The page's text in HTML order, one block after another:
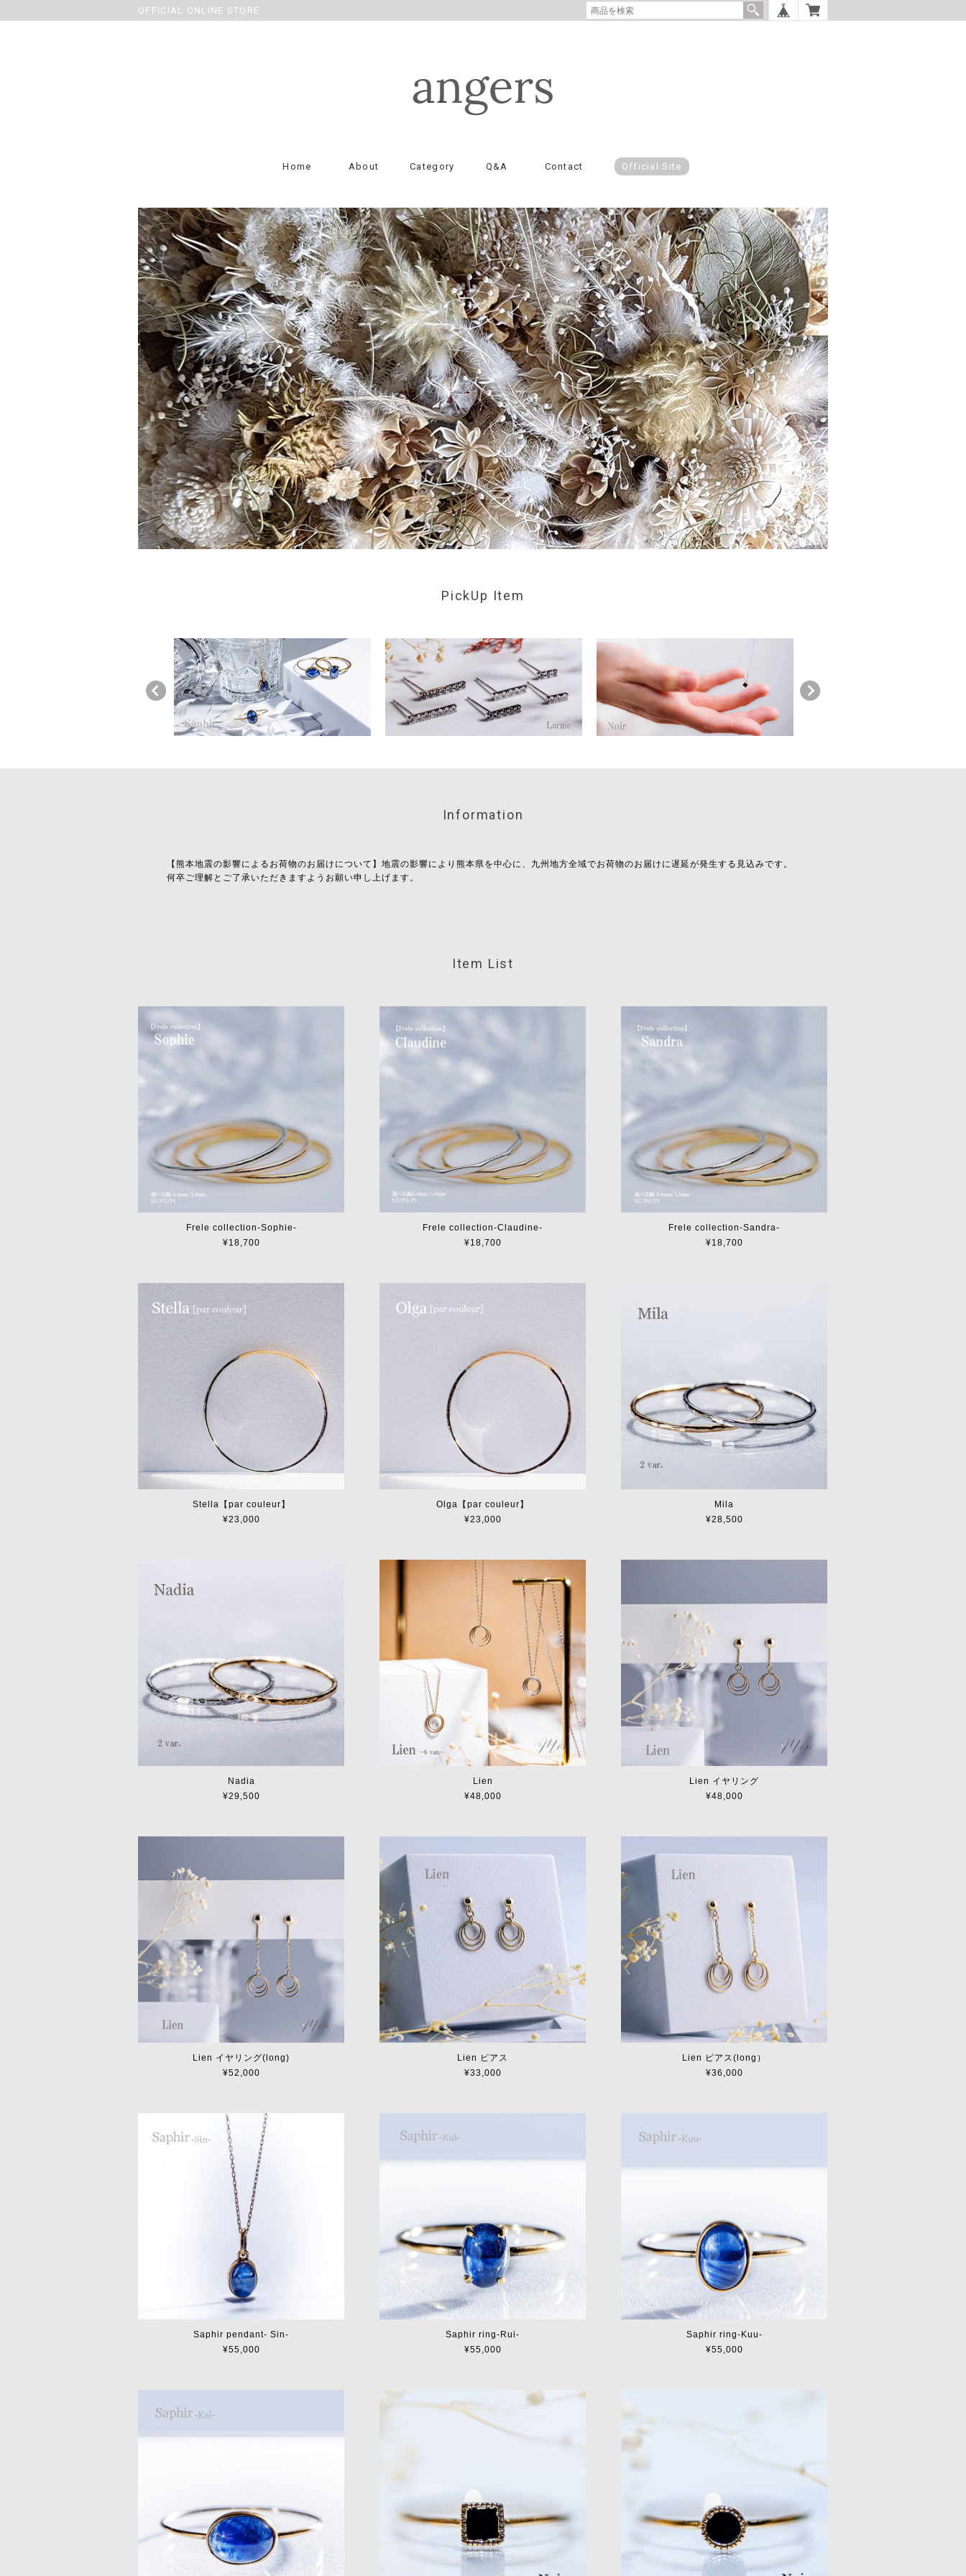
OFFICIAL ONLINE STORE
Home About Category Q&A Contact Official Site
PickUp Item
Information
【熊本地震の影響によるお荷物のお届けについて】地震の影響により熊本県を中心に、九州地方全域でお荷物のお届けに遅延が発生する見込みです。
何卒ご理解とご了承いただきますようお願い申し上げます。
Item List
Frele collection-Sophie-
¥18,700
Frele collection-Claudine-
¥18,700
Frele collection-Sandra-
¥18,700
Stella【par couleur】
¥23,000
Olga【par couleur】
¥23,000
Mila
¥28,500
Nadia
¥29,500
Lien
¥48,000
Lien イヤリング
¥48,000
Lien イヤリング(long)
¥52,000
Lien ピアス
¥33,000
Lien ピアス(long）
¥36,000
Saphir pendant- Sin-
¥55,000
Saphir ring-Rui-
¥55,000
Saphir ring-Kuu-
¥55,000